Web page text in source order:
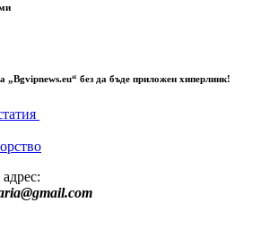
„Bgvipnews.eu“ без да бъде приложен хиперлинк!